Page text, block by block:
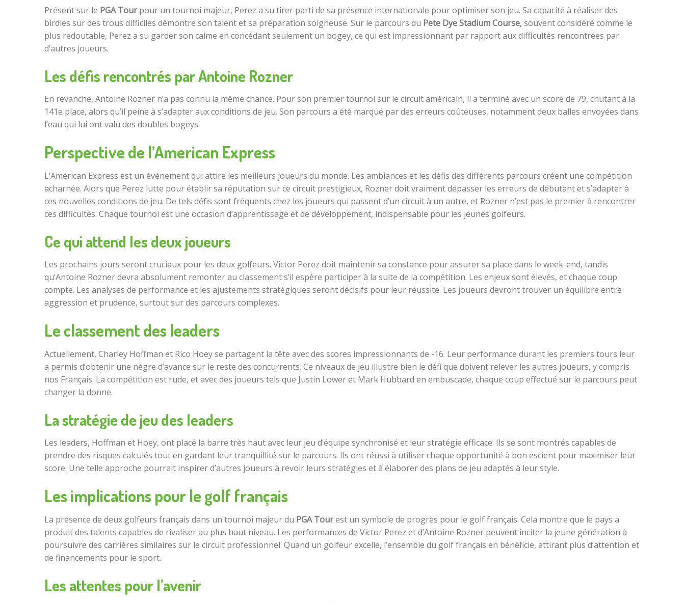
Présent sur le PGA Tourpour un tournoi majeur, Perez a su tirer parti de sa présence internationale pour optimiser son jeu. Sa capacité à réaliser des
birdies sur des trous difficiles démontre son talent et sa préparation soigneuse. Sur le parcours du Pete Dye Stadium Course, souvent considéré comme le
plus redoutable, Perez a su garder son calme en concédant seulement un bogey, ce qui est impressionnant par rapport aux difficultés rencontrées par
d’autres joueurs.
Les défis rencontrés par Antoine Rozner
En revanche, Antoine Rozner n’a pas connu la même chance. Pour son premier tournoi sur le circuit américain, il a terminé avec un score de 79, chutant à la
141e place, alors qu’il peine à s’adapter aux conditions de jeu. Son parcours a été marqué par des erreurs coûteuses, notamment deux balles envoyées dans
l’eau qui lui ont valu des doubles bogeys.
Perspective de l’American Express
L’American Express est un événement qui attire les meilleurs joueurs du monde. Les ambiances et les défis des différents parcours créent une compétition
acharnée. Alors que Perez lutte pour établir sa réputation sur ce circuit prestigieux, Rozner doit vraiment dépasser les erreurs de débutant et s’adapter à
ces nouvelles conditions de jeu. De tels défis sont fréquents chez les joueurs qui passent d’un circuit à un autre, et Rozner n’est pas le premier à rencontrer
ces difficultés. Chaque tournoi est une occasion d’apprentissage et de développement, indispensable pour les jeunes golfeurs.
Ce qui attend les deux joueurs
Les prochains jours seront cruciaux pour les deux golfeurs. Victor Perez doit maintenir sa constance pour assurer sa place dans le week-end, tandis
qu’Antoine Rozner devra absolument remonter au classement s’il espère participer à la suite de la compétition. Les enjeux sont élevés, et chaque coup
compte. Les analyses de performance et les ajustements stratégiques seront décisifs pour leur réussite. Les joueurs devront trouver un équilibre entre
aggression et prudence, surtout sur des parcours complexes.
Le classement des leaders
Actuellement, Charley Hoffman et Rico Hoey se partagent la tête avec des scores impressionnants de -16. Leur performance durant les premiers tours leur
a permis d’obtenir une nègre d’avance sur le reste des concurrents. Ce niveaux de jeu illustre bien le défi que doivent relever les autres joueurs, y compris
nos Français. La compétition est rude, et avec des joueurs tels que Justin Lower et Mark Hubbard en embuscade, chaque coup effectué sur le parcours peut
changer la donne.
La stratégie de jeu des leaders
Les leaders, Hoffman et Hoey, ont placé la barre très haut avec leur jeu d’équipe synchronisé et leur stratégie efficace. Ils se sont montrés capables de
prendre des risques calculés tout en gardant leur tranquillité sur le parcours. Ils ont réussi à utiliser chaque opportunité à bon escient pour maximiser leur
score. Une telle approche pourrait inspirer d’autres joueurs à revoir leurs stratégies et à élaborer des plans de jeu adaptés à leur style.
Les implications pour le golf français
La présence de deux golfeurs français dans un tournoi majeur du PGA Tourest un symbole de progrès pour le golf français. Cela montre que le pays a
produit des talents capables de rivaliser au plus haut niveau. Les performances de Victor Perez et d’Antoine Rozner peuvent inciter la jeune génération à
poursuivre des carrières similaires sur le circuit professionnel. Quand un golfeur excelle, l’ensemble du golf français en bénéficie, attirant plus d’attention et
de financements pour le sport.
Les attentes pour l’avenir